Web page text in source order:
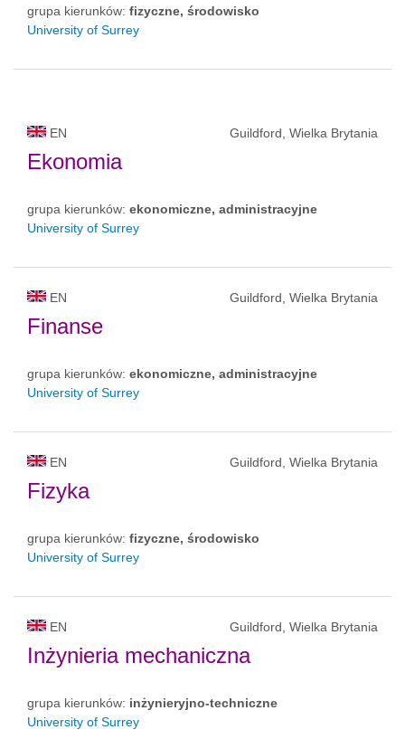
grupa kierunków: fizyczne, środowisko
University of Surrey
EN Guildford, Wielka Brytania
Ekonomia
grupa kierunków: ekonomiczne, administracyjne
University of Surrey
EN Guildford, Wielka Brytania
Finanse
grupa kierunków: ekonomiczne, administracyjne
University of Surrey
EN Guildford, Wielka Brytania
Fizyka
grupa kierunków: fizyczne, środowisko
University of Surrey
EN Guildford, Wielka Brytania
Inżynieria mechaniczna
grupa kierunków: inżynieryjno-techniczne
University of Surrey